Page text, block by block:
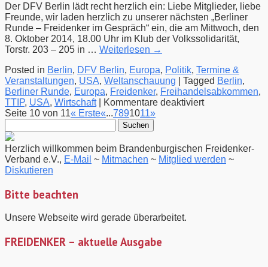
–
Freidenker
im
Gespräch”
Der DFV Berlin lädt recht herzlich ein: Liebe Mitglieder, liebe
Freunde, wir laden herzlich zu unserer nächsten „Berliner
Runde – Freidenker im Gespräch“ ein, die am Mittwoch, den
8. Oktober 2014, 18.00 Uhr im Klub der Volkssolidarität,
Torstr. 203 – 205 in … Weiterlesen →
Posted in Berlin, DFV Berlin, Europa, Politik, Termine &
Veranstaltungen, USA, Weltanschauung Tagged Berlin,
Berliner Runde, Europa, Freidenker, Freihandelsabkommen,
TTIP, USA, Wirtschaft Kommentare deaktiviertfür
–
Einladung
zur
Seite 10 von 11« Erste«...7891011»
nach:
Herzlich willkommen beim Brandenburgischen Freidenker-
Verband e.V., E-Mail ~ Mitmachen ~ Mitglied werden ~
Diskutieren
Bitte beachten
Unsere Webseite wird gerade überarbeitet.
FREIDENKER – aktuelle Ausgabe